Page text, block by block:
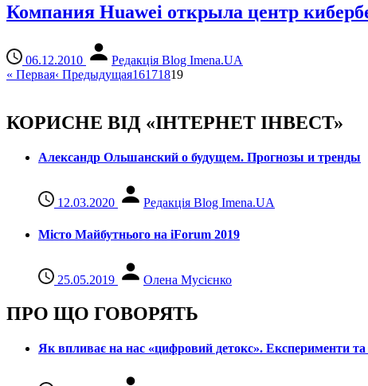
Компания Huawei открыла центр
06.12.2010
Редакція Blog Imena.UA
« Первая‹ Предыдущая16171819
КОРИСНЕ ВІД «ІНТЕРНЕТ ІНВЕСТ»
Александр Ольшанский о будущем. Прогнозы и тренды
12.03.2020 Редакція Blog Imena.UA
Місто Майбутнього на iForum 2019
25.05.2019 Олена Мусієнко
ПРО ЩО ГОВОРЯТЬ
Як впливає на нас «цифровий детокс». Експерименти та